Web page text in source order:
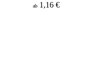
ab 1,16 €